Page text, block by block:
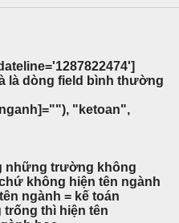
là dòng field bình thường
"ketoan",
những trường không
không hiện tên ngành
ngành = kế toán
trống thì hiện tên